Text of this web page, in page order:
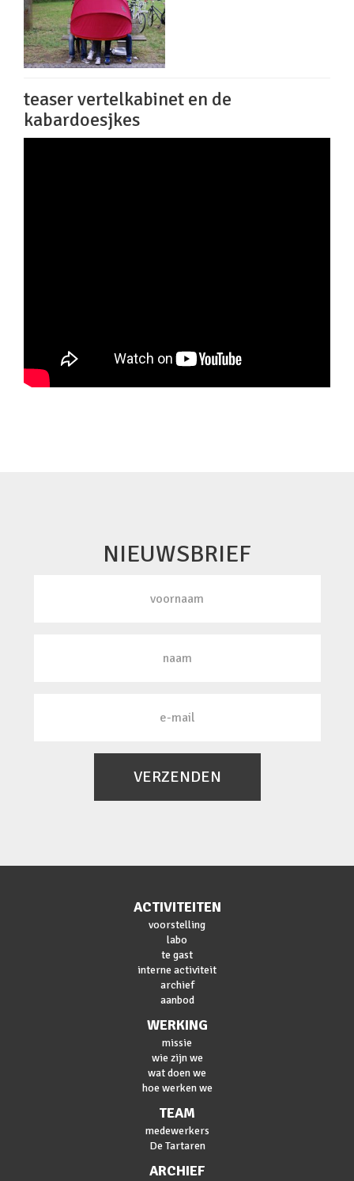
teaser vertelkabinet en de
kabardoesjkes
NIEUWSBRIEF
VERZENDEN
ACTIVITEITEN
voorstelling
labo
te gast
interne activiteit
archief
aanbod
WERKING
missie
wie zijn we
wat doen we
hoe werken we
TEAM
medewerkers
De Tartaren
ARCHIEF